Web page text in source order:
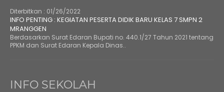
Diterbitkan : 01/26/2022
INFO PENTING : KEGIATAN PESERTA DIDIK BARU KELAS 7 SMPN 2
MRANGGEN
Berdasarkan Surat Edaran Bupati no. 440.1/27 Tahun 2021 tentang
PPKM dan Surat Edaran Kepala Dinas..
INFO SEKOLAH